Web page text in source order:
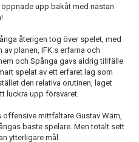
upp bakåt med nästan
återigen tog över spelet, med
planen, IFK:s erfarna och
och Spånga gavs aldrig tillfälle
spelat av ett erfaret lag som
den relativa orutinen, laget
luckra upp försvaret.
mittfältare Gustav Wärn,
bäste spelare. Men totalt sett
ytterligare mål.